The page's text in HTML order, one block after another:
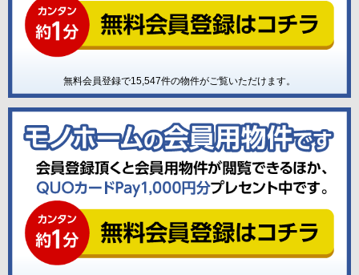
無料会員登録で15,547件の物件がご覧いただけます。